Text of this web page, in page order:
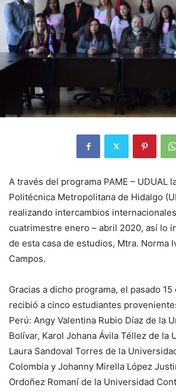
A través del programa PAME – UDUAL
Politécnica Metropolitana de Hidalgo
realizando intercambios
cuatrimestre enero – abril 2020, así lo
de esta casa de estudios, Mtra. Norma
Campos.
Gracias a dicho programa, el pasado
recibió a cinco estudiantes
Perú: Angy Valentina Rubio Díaz de la
Bolívar, Karol Johana Ávila Téllez de la
Laura Sandoval Torres de la
Colombia y Johanny Mirella López
Ordoñez Romaní de la Universidad